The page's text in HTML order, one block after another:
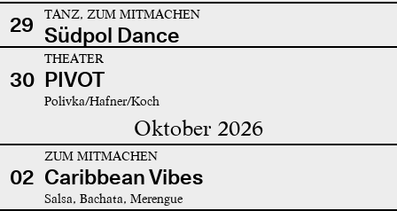
29 TANZ, ZUM MITMACHEN
Südpol Dance
30
THEATER
PIVOT
Polivka/Hafner/Koch
Oktober 2026
02
ZUM MITMACHEN
Caribbean Vibes
Salsa, Bachata, Merengue